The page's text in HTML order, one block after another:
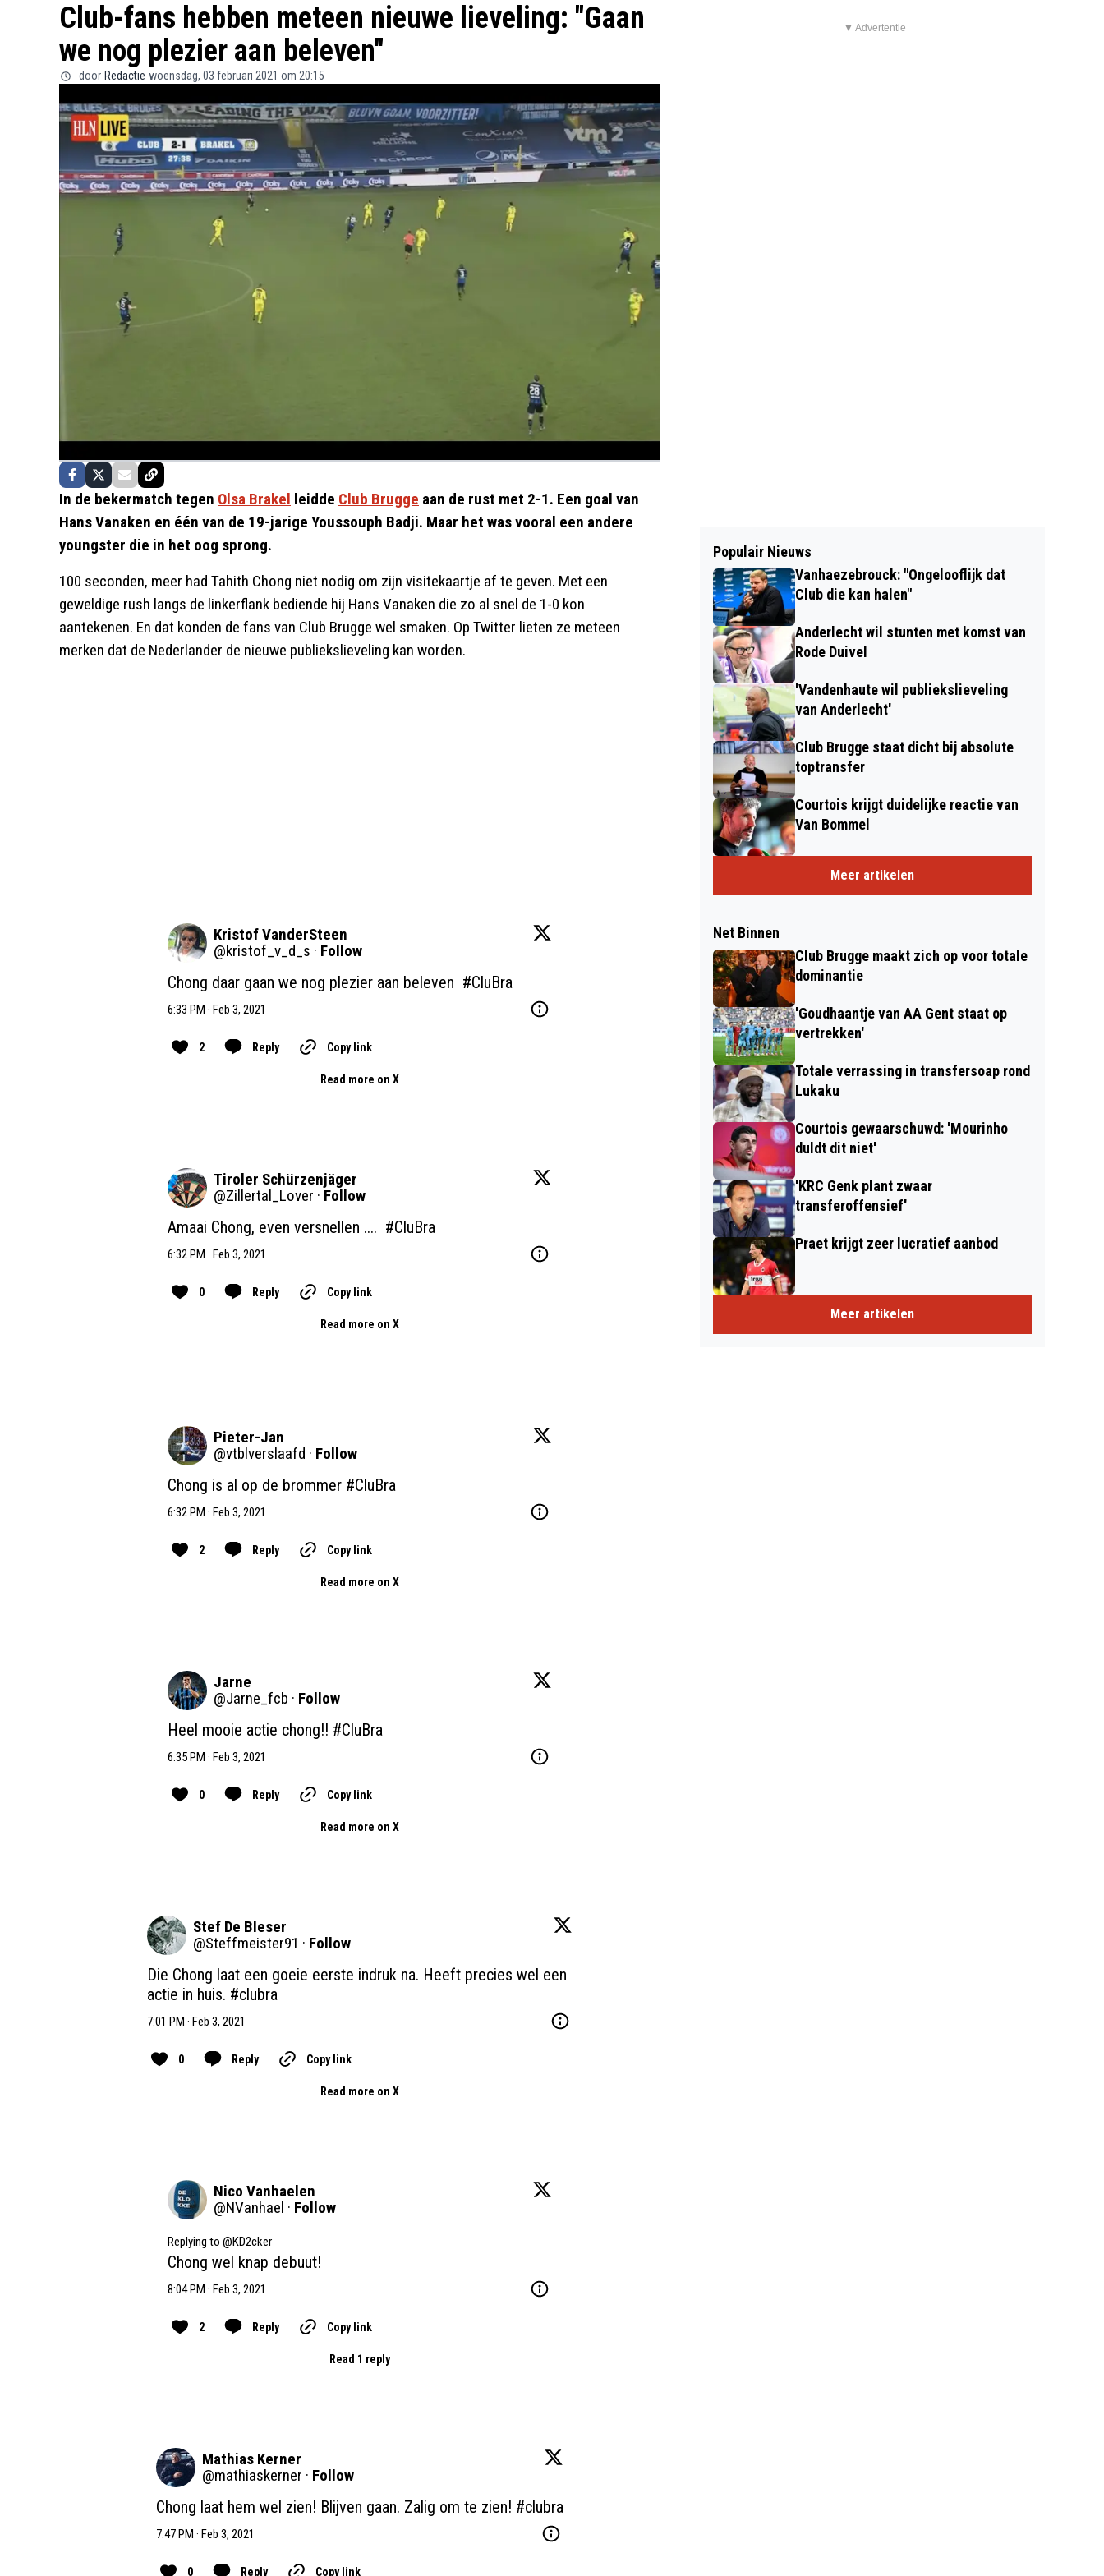
Club-fans hebben meteen nieuwe lieveling: "Gaan
we nog plezier aan beleven"
door Redactie woensdag, 03 februari 2021 om 20:15
In de bekermatch tegen Olsa Brakel leidde Club Brugge aan de rust met 2-1. Een goal van
Hans Vanaken en één van de 19-jarige Youssouph Badji. Maar het was vooral een andere
youngster die in het oog sprong.
100 seconden, meer had Tahith Chong niet nodig om zijn visitekaartje af te geven. Met een
geweldige rush langs de linkerflank bediende hij Hans Vanaken die zo al snel de 1-0 kon
aantekenen. En dat konden de fans van Club Brugge wel smaken. Op Twitter lieten ze meteen
merken dat de Nederlander de nieuwe publiekslieveling kan worden.
Kristof VanderSteen
@kristof_v_d_s · Follow
Chong daar gaan we nog plezier aan beleven #CluBra
6:33 PM · Feb 3, 2021
2 Reply Copy link
Read more on X
Tiroler Schürzenjäger
@Zillertal_Lover · Follow
Amaai Chong, even versnellen .... #CluBra
6:32 PM · Feb 3, 2021
0 Reply Copy link
Read more on X
Pieter-Jan
@vtblverslaafd · Follow
Chong is al op de brommer #CluBra
6:32 PM · Feb 3, 2021
2 Reply Copy link
Read more on X
Jarne
@Jarne_fcb · Follow
Heel mooie actie chong!! #CluBra
6:35 PM · Feb 3, 2021
0 Reply Copy link
Read more on X
Stef De Bleser
@Steffmeister91 · Follow
Die Chong laat een goeie eerste indruk na. Heeft precies wel een
actie in huis. #clubra
7:01 PM · Feb 3, 2021
0 Reply Copy link
Read more on X
Nico Vanhaelen
@NVanhael · Follow
Replying to @KD2cker
Chong wel knap debuut!
8:04 PM · Feb 3, 2021
2 Reply Copy link
Read 1 reply
Mathias Kerner
@mathiaskerner · Follow
Chong laat hem wel zien! Blijven gaan. Zalig om te zien! #clubra
7:47 PM · Feb 3, 2021
0 Reply Copy link
▼ Advertentie
Populair Nieuws
Vanhaezebrouck: "Ongelooflijk dat
Club die kan halen"
Anderlecht wil stunten met komst van
Rode Duivel
'Vandenhaute wil publiekslieveling
van Anderlecht'
Club Brugge staat dicht bij absolute
toptransfer
Courtois krijgt duidelijke reactie van
Van Bommel
Meer artikelen
Net Binnen
Club Brugge maakt zich op voor totale
dominantie
'Goudhaantje van AA Gent staat op
vertrekken'
Totale verrassing in transfersoap rond
Lukaku
Courtois gewaarschuwd: 'Mourinho
duldt dit niet'
'KRC Genk plant zwaar
transferoffensief'
Praet krijgt zeer lucratief aanbod
Meer artikelen